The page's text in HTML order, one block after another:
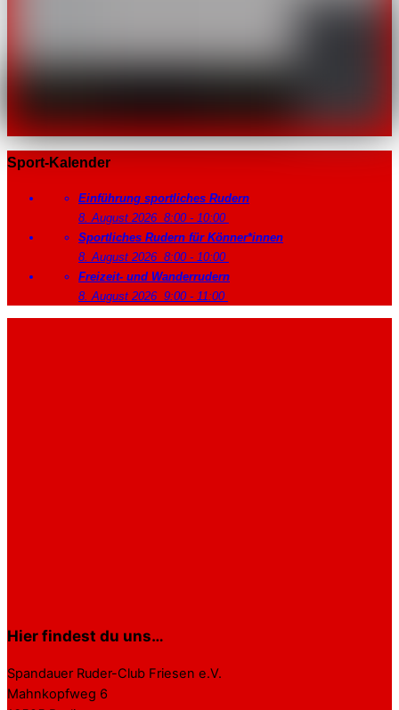
Sport-Kalender
Einführung sportliches Rudern
8. August 2026 8:00- 10:00
Sportliches Rudern für Könner*innen
8. August 2026 8:00- 10:00
Freizeit- und Wanderrudern
8. August 2026 9:00- 11:00
Hier findest du uns…
Spandauer Ruder-Club Friesen e.V.
Mahnkopfweg 6